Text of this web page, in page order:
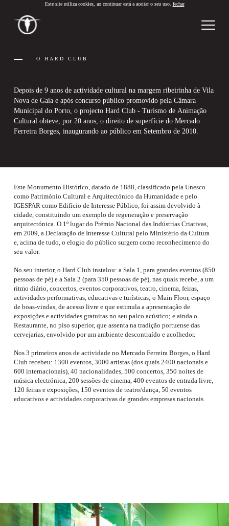
Este site utiliza cookies, ao continuar está a aceitar o seu uso. fechar
O HARD CLUB
Depois de 9 anos de actividade cultural na margem ribeirinha de Vila
Nova de Gaia e após concurso público promovido pela Câmara
Municipal do Porto, o projecto Hard Club - Turismo de Animação
Cultural obteve, por 20 anos, o direito de superfície do Mercado
Ferreira Borges, inaugurando ao público em Setembro de 2010.
Este Monumento Histórico, datado de 1888, classificado pela Unesco
como Património Cultural e Arquitectónico da Humanidade e pelo
IGESPAR como Edifício de Interesse Público, foi assim devolvido à
cidade, constituindo um exemplo de regeneração e preservação
arquitectónica. O 1º lugar do Prémio Nacional das Indústrias Criativas,
em 2009, a Declaração de Interesse Cultural pelo Ministério da Cultura
e, acima de tudo, o elogio do público surgem como reconhecimento do
seu valor.
No seu interior, o Hard Club instalou: a Sala 1, para grandes eventos (850
pessoas de pé) e a Sala 2 (para 350 pessoas de pé), nas quais recebe, a um
ritmo diário, concertos, eventos corporativos, teatro, cinema, feiras,
actividades performativas, educativas e turísticas; o Main Floor, espaço
de boas-vindas, de acesso livre e que estimula a apresentação de
exposições e actividades gratuitas no seu palco acústico; e ainda o
Restaurante, no piso superior, que assenta na tradição portuense das
cervejarias, envolvido por um ambiente descontraído e acolhedor.
Nos 3 primeiros anos de actividade no Mercado Ferreira Borges, o Hard
Club recebeu: 1300 eventos, 3000 artistas (dos quais 2400 nacionais e
600 internacionais), 40 nacionalidades, 500 concertos, 350 noites de
música electrónica, 200 sessões de cinema, 400 eventos de entrada livre,
120 feiras e exposições, 150 eventos de teatro/dança, 50 eventos
educativos e actividades corporativas de grandes empresas nacionais.